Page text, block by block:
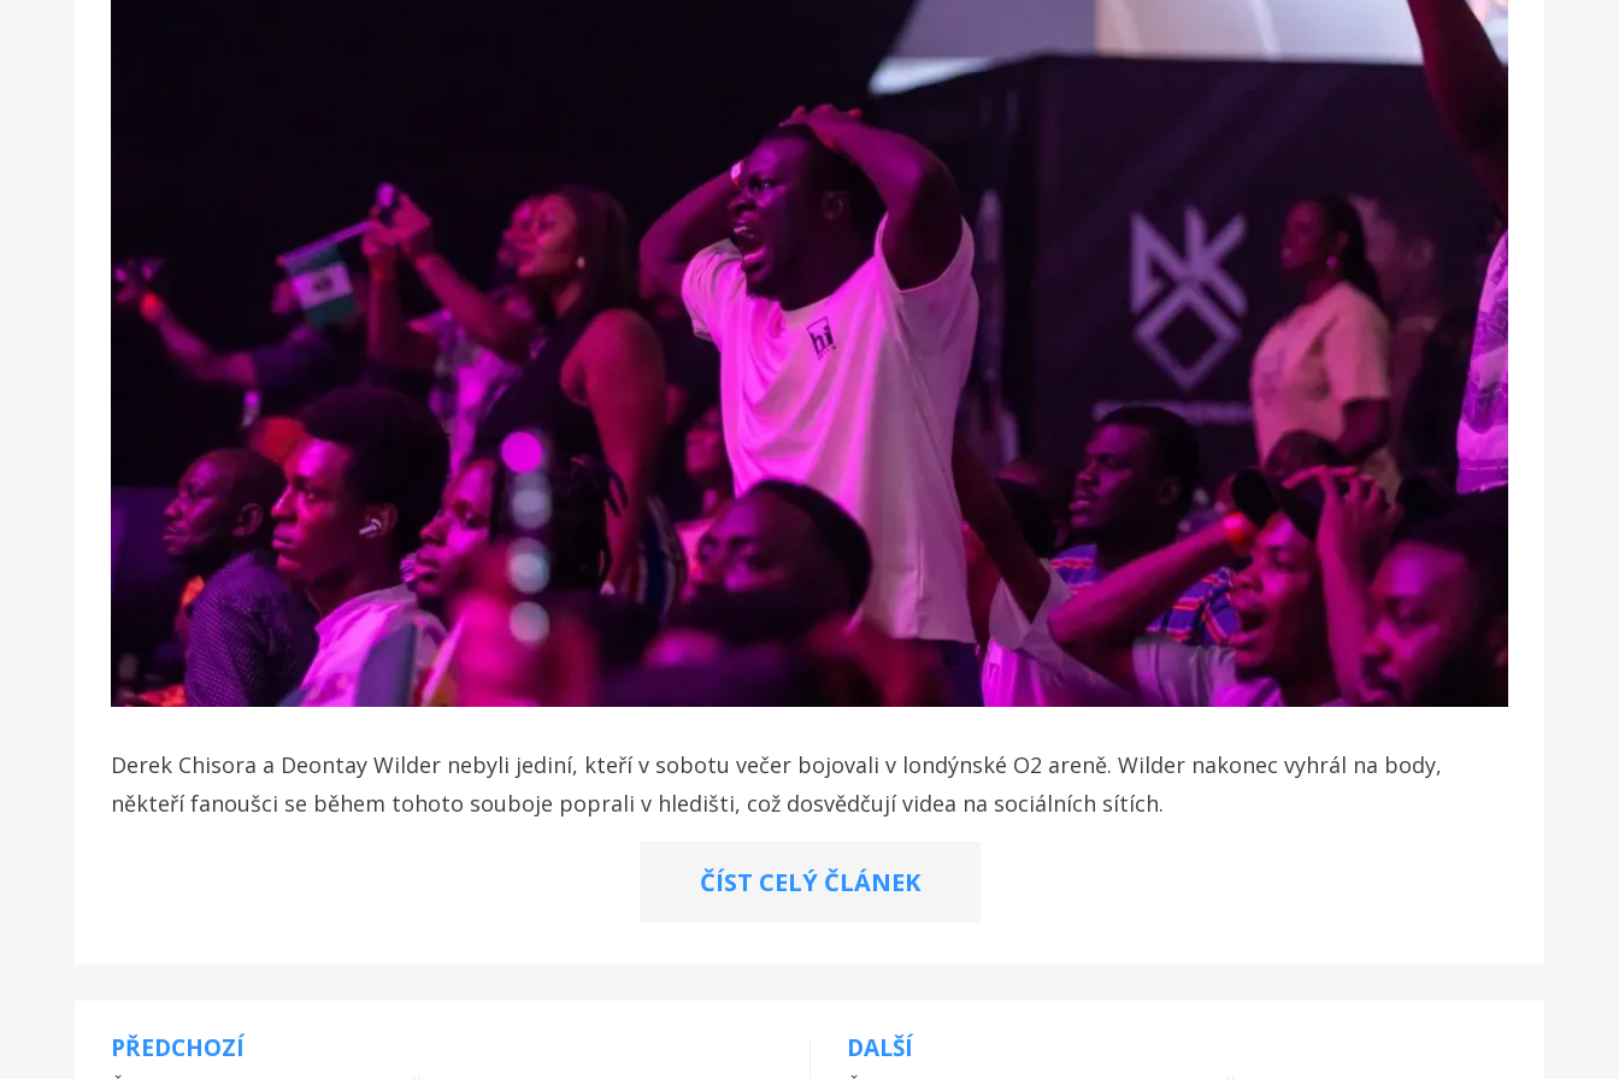
Derek Chisora a Deontay Wilder nebyli jediní, kteří v sobotu večer bojovali v londýnské O2 areně. Wilder nakonec vyhrál na body,
někteří fanoušci se během tohoto souboje poprali v hledišti, což dosvědčují videa na sociálních sítích.
ČÍST CELÝ ČLÁNEK
Navigace
PŘEDCHOZÍ DALŠÍ